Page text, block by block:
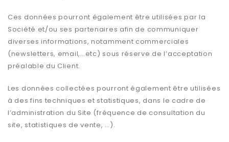
Ces données pourront également être utilisées par la
Société et/ou ses partenaires afin de communiquer
diverses informations, notamment commerciales
(newsletters, email,…etc) sous réserve de l’acceptation
préalable du Client.
Les données collectées pourront également être utilisées
à des fins techniques et statistiques, dans le cadre de
l’administration du Site (fréquence de consultation du
site, statistiques de vente, …).